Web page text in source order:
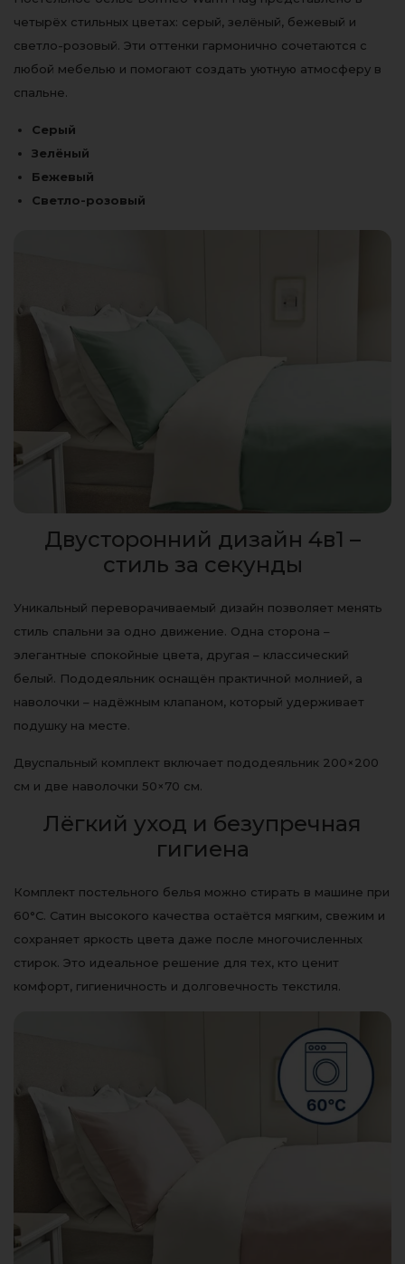
четырёх стильных цветах: серый, зелёный, бежевый и
светло-розовый. Эти оттенки гармонично сочетаются с
любой мебелью и помогают создать уютную атмосферу в
спальне.
Серый
Зелёный
Бежевый
Светло-розовый
Двусторонний дизайн 4в1 –
стиль за секунды
Уникальный переворачиваемый дизайн позволяет менять
стиль спальни за одно движение. Одна сторона –
элегантные спокойные цвета, другая – классический
белый. Пододеяльник оснащён практичной молнией, а
наволочки – надёжным клапаном, который удерживает
подушку на месте.
Двуспальный комплект включает пододеяльник 200×200
см и две наволочки 50×70 см.
Лёгкий уход и безупречная
гигиена
Комплект постельного белья можно стирать в машине при
60°C. Сатин высокого качества остаётся мягким, свежим и
сохраняет яркость цвета даже после многочисленных
стирок. Это идеальное решение для тех, кто ценит
комфорт, гигиеничность и долговечность текстиля.